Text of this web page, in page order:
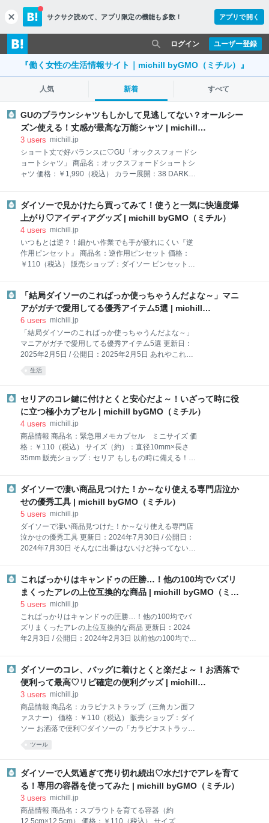
c
l
o
s
サクサク読めて、 アプリ限定の機能も多数！ アプリで開く
ユーザー登録
ログイン
『働く女性の生活情報サイト｜michill byGMO（ミチル）』
人気 新着 すべて
GUのブラウンシャツもしかして見逃してない？オールシー
ズン使える！丈感が最高な万能シャツ | michill
byGMO（ミチル）
3 users michill.jp
ショート丈で好バランスに♡GU「オックスフォードシ
ョートシャツ」 商品名：オックスフォードショートシ
ャツ 価格：￥1,990（税込） カラー展開：38 DARK
感：薄め☆☆★☆☆厚め おすすめ度：★★★★★ 秋ら
しい深みのあるブラウンが魅力のGU「オックスフォー
ドショートシャツ」は、大人のきれいめカジュアルに
寄り添う万能アイテム。襟はきちんと感を演出するボ
タンダウン仕様で、シンプルながらも端正な印象に仕
上げてくれます。 素材は綿とポリエステルが組み合わ
キープできます。ショート丈のデザインは、アウトで
着てもバランス良く決まり、ボリュームのあるパンツ
やスカートとも相性抜群。もちろんタックインし
ダイソーで見かけたら買ってみて！使うと一気に快適度爆
上がり♡アイディアグッズ | michill byGMO（ミチル）
4 users michill.jp
いつもとは逆？！細かい作業でも手が疲れにくい『逆
作用ピンセット』 商品名：逆作用ピンセット 価格：
￥110（税込） 販売ショップ：ダイソー ピンセットと
要があるので、細かい作業を続けていると、手がちょ
っぴり疲れてくることも…。 そんなお悩みを解決して
くれるのが『逆作用ピンセット』。指に力を入れて押
すと先端が開き、指を離すと閉じるという従来のピン
セットとは逆の作用をするアイテムなんです！ そのた
め、指に力を入れなくても、写真のように小さなパー
続くハンドメイドはもちろん、つけまつげを付ける時
作って通気性をアップ！早く乾く『るっとマルチハン
ガー』 商品名：くるっとマルチハンガー 価格：
￥110（税込） サ
「結局ダイソーのこればっか使っちゃうんだよな～」マニ
アがガチで愛用してる優秀アイテム5選 | michill
byGMO（ミチル）
6 users michill.jp
「結局ダイソーのこればっか使っちゃうんだよな～」
マニアがガチで愛用してる優秀アイテム5選 更新日：
2025年2月5日 / 公開日：2025年2月5日 あれやこれや
とたくさんのキッチンツールを買ってしまうものの、
結局愛用するのって決まってしまいますよね。そこで
イテムをご紹介します。1つでも何通りもの使い道が
あるものや時短につながるグッズなど、絶対に手に入
れたいダイソー商品が目白押し！ 燕製のキッチンツー
ーン／ステンレスフォーク』 商品名（左から）：ステ
ンレススプーン（燕製、18.3cm）／ステンレスフォー
ク（燕製、18.4cm） 価格：各￥110（税込） 販売シ
ールがまさかの100均で？！見つけたら即買いをおす
すめしたい『ステンレススプーン（燕製、
生活
セリアのコレ鍵に付けとくと安心だよ～！いざって時に役
に立つ極小カプセル | michill byGMO（ミチル）
4 users michill.jp
商品情報 商品名：緊急用メモカプセル ミニサイズ 価
格：￥110（税込） サイズ（約）：直径10mm×長さ
35mm 販売ショップ：セリア もしもの時に備える！セ
を発見しました。その名も『緊急用メモカプセル ミ
ニサイズ』。 お値段は￥110（税込）とプチプラだっ
たので、この機会に購入してみました！ 開封してみる
と、中には小さなカプセルとメモ用紙が。 本品の材質
はアルミニウム・鉄・ニトリルゴム、そして紙。サイ
ズは約直径10mm×長さ35mmです。 早速使っていきま
型、連絡先など、緊急時に必要な情報を記入していき
ます。 書き終わったらメモ用紙を縦に半分、続いて横
半分に折り、クルクルと巻いてカプセルのキャ
ダイソーで凄い商品見つけた！か～なり使える専門店泣か
せの優秀工具 | michill byGMO（ミチル）
5 users michill.jp
ダイソーで凄い商品見つけた！か～なり使える専門店
泣かせの優秀工具 更新日：2024年7月30日 / 公開日：
2024年7月30日 そんなに出番はないけど持ってないと
いかがでしょうか。しっかり使える本格的な工具なの
にお値段は驚きの安さ。今回は一つ買うだけで欲しい
ものがセットになっている商品から工具箱などをまと
めてご紹介しますよ♪ ①工具セット（スマイル型、
21in1） 商品名：工具セット（スマイル型、21in1）
価格：￥550（税込） 販売ショップ：ダイソー こちら
込）と、かなりコスパの高い商品です。 すべての工具
に所定の位置があるので、収納する習慣がつき紛失し
てしまう心配もありません。 ソケットやビ
こればっかりはキャンドゥの圧勝…！他の100均でバズリ
まくったアレの上位互換的な商品 | michill byGMO（ミチ
ル）
5 users michill.jp
こればっかりはキャンドゥの圧勝…！他の100均でバ
ズリまくったアレの上位互換的な商品 更新日：2024
年2月3日 / 公開日：2024年2月3日 以前他の100均で売
売されているのを発見！お値段がややお高めではある
ものの、明るさも機能もパワーアップしていて優秀な
んです！しかも、こちらは充電ケーブルが付いている
のが嬉しいポイント。これは買わなきゃ損♡ 商品情報
商品名：充電式マルチ COB LED ライト 価格：
￥770（税込） 充電時間（約）：最長4時間（残量の
灯／フル充電…緑点灯 販売ショップ：キャンドゥ 小さ
COB LED ライト』が凄すぎる！ 今回ご紹介するの
は、キャンドゥの電気小物売り場
ダイソーのコレ、バッグに着けとくと楽だよ～！お洒落で
便利って最高♡リピ確定の便利グッズ | michill
byGMO（ミチル）
3 users michill.jp
商品情報 商品名：カラビナストラップ（三角カン面フ
ァスナー） 価格：￥110（税込） 販売ショップ：ダイ
ソー お洒落で便利♡ダイソーの「カラビナストラップ
角カンが付いたカラビナストラップです。バッグやズ
ボンのループなどに掛けておけば、ちょっとした収納
スペースに。 カラビナストラップといえば、ごつめの
デザインが多い印象でしたが、ダイソーのものはシン
プルでお洒落な雰囲気があります！ 内側は面ファスナ
ツール
ダイソーで人気過ぎて売り切れ続出♡水だけでアレを育て
る！専用の容器を使ってみた | michill byGMO（ミチル）
3 users michill.jp
商品情報 商品名：スプラウトを育てる容器（約
12.5cm×12.5cm） 価格：￥110（税込） サイズ